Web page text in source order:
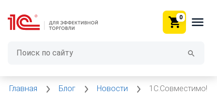
0
Главная Блог Новости
1С:Совместимо!